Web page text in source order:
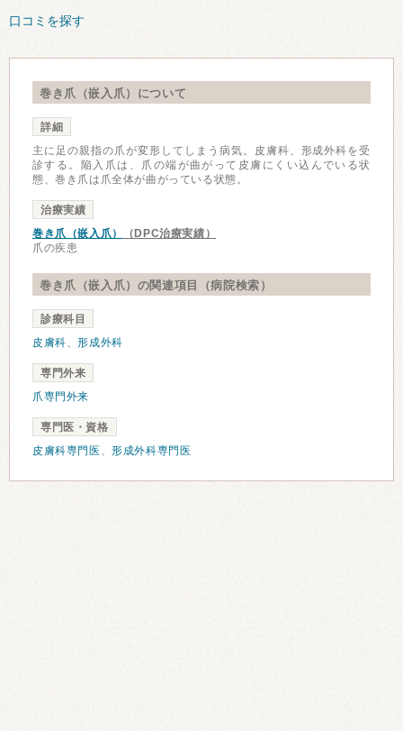
口コミを探す
巻き爪（嵌入爪）について
詳細
主に足の親指の爪が変形してしまう病気。皮膚科、形成外科を受
診する。陥入爪は、爪の端が曲がって皮膚にくい込んでいる状
態、巻き爪は爪全体が曲がっている状態。
治療実績
巻き爪（嵌入爪）
（DPC治療実績）
爪の疾患
巻き爪（嵌入爪）の関連項目（病院検索）
診療科目
皮膚科、形成外科
専門外来
爪専門外来
専門医・資格
皮膚科専門医 、形成外科専門医